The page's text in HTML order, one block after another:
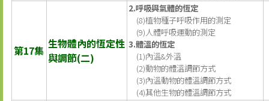
第17集 生物體內的恆定性
與調節(二)
2.呼吸與氣體的恆定
(8)植物種子呼吸作用的測定
(9)人體呼吸運動的測定
3.體溫的恆定
(1)內溫&外溫
(2)動物的體溫調節方式
(3)內溫動物的體溫調節方式
(4)其他生物的體溫調節方式